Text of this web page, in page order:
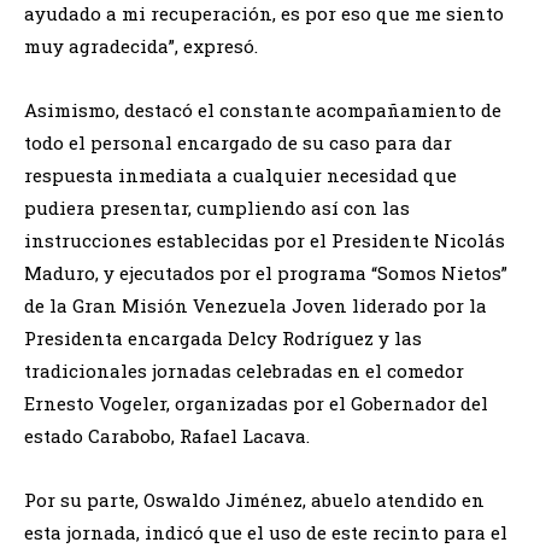
ayudado a mi recuperación, es por eso que me siento
muy agradecida”, expresó.
Asimismo, destacó el constante acompañamiento de
todo el personal encargado de su caso para dar
respuesta inmediata a cualquier necesidad que
pudiera presentar, cumpliendo así con las
instrucciones establecidas por el Presidente Nicolás
Maduro, y ejecutados por el programa “Somos Nietos”
de la Gran Misión Venezuela Joven liderado por la
Presidenta encargada Delcy Rodríguez y las
tradicionales jornadas celebradas en el comedor
Ernesto Vogeler, organizadas por el Gobernador del
estado Carabobo, Rafael Lacava.
Por su parte, Oswaldo Jiménez, abuelo atendido en
esta jornada, indicó que el uso de este recinto para el